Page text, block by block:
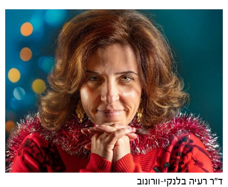
ד"ר רעיה בלנקי-וורונוב